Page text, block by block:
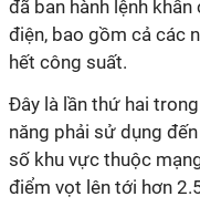
đã ban hành lệnh
điện, bao gồm cả các
hết công suất.
Đây là lần thứ hai
năng phải sử dụng
số khu vực thuộc
điểm vọt lên tới hơn